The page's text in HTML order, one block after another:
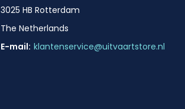
3025 HB Rotterdam
The Netherlands
E-mail: klantenservice@uitvaartstore.nl